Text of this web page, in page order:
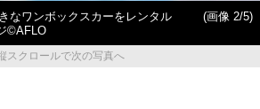
なワンボックスカーをレンタル
©AFLO
(画像 2/5)
スクロールで次の写真へ